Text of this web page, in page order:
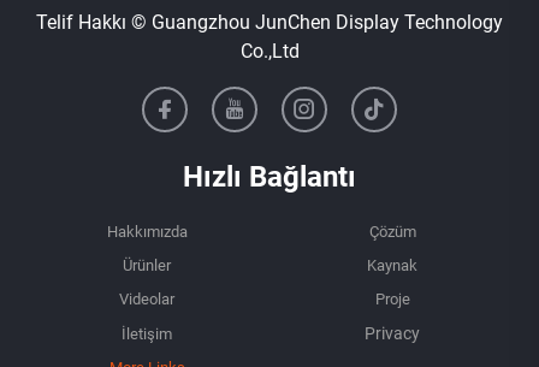
Telif Hakkı © Guangzhou JunChen Display Technology
Co.,Ltd
Hızlı Bağlantı
Hakkımızda
Çözüm
Ürünler
Kaynak
Videolar
Proje
İletişim